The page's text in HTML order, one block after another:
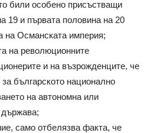
били особено присъстващи
19 и първата половина на 20
на Османската империя;
на революционните
и на възрожденците, че
българското национално
на автономна или
държава;
само отбелязва факта, че